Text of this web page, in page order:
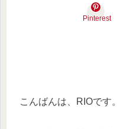
Pinterest
こんばんは、RIOです。